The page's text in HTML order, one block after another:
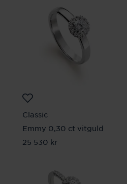
Classic
Emmy 0,30 ct vitguld
Pris:25 530 kr
25 530 kr